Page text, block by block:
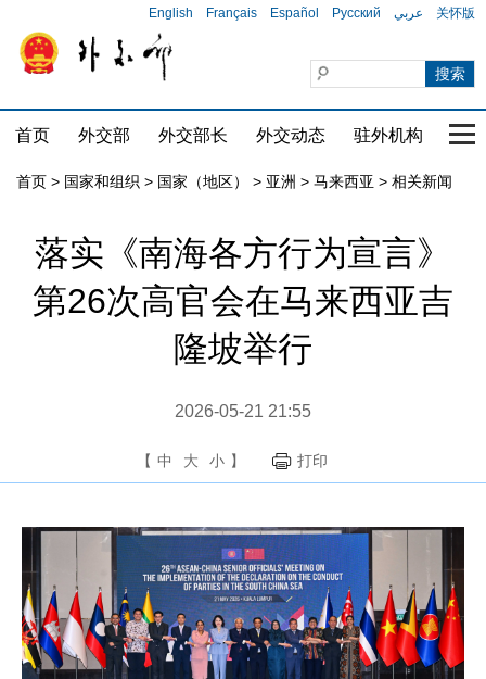
English Français Español Русский عربي 关怀版
首页 外交部 外交部长 外交动态 驻外机构 国
首页 > 国家和组织 > 国家（地区） > 亚洲 > 马来西亚 > 相关新闻
落实《南海各方行为宣言》
第26次高官会在马来西亚吉
隆坡举行
2026-05-21 21:55
【 中 大 小 】 打印